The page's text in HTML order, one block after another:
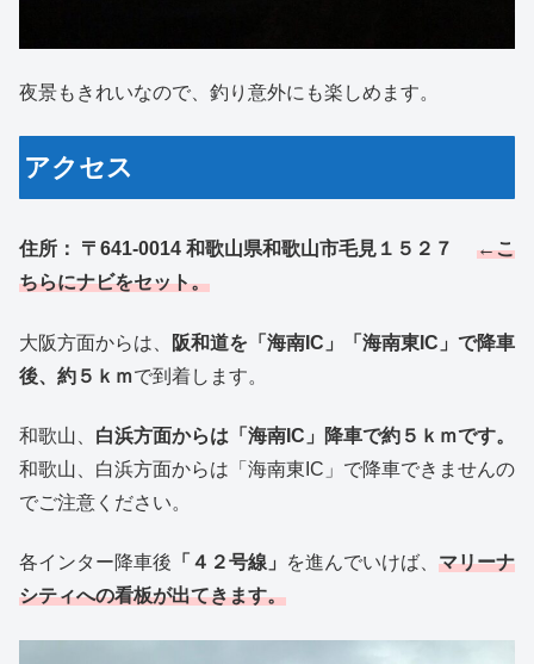
夜景もきれいなので、釣り意外にも楽しめます。
アクセス
住所： 〒641-0014 和歌山県和歌山市毛見１５２７
←こ
ちらにナビをセット。
大阪方面からは、
阪和道を「海南IC」「海南東IC」で降車
後、約５ｋｍで到着します。
和歌山、 白浜方面からは「海南IC」降車で約５ｋｍです。
和歌山、白浜方面からは「海南東IC」で降車できませんの
でご注意ください。
各インター降車後 「４２号線」 を進んでいけば、 マリーナ
シティへの看板が出てきます。